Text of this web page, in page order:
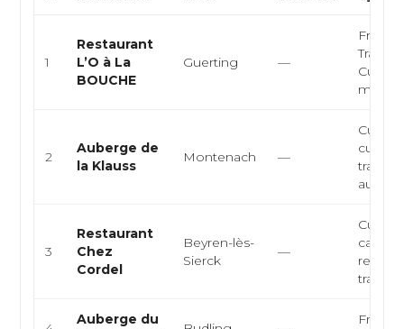
1
Restaurant
L’O à La
BOUCHE
Guerting —
2
Auberge de
la Klauss
Montenach —
cuisine
3
Restaurant
Chez
Cordel
Beyren-lès-
Sierck
—
Auberge du